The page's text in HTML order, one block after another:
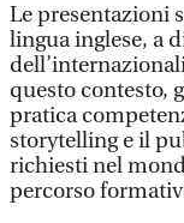
Le presentazioni
lingua inglese, a
questo contesto,
pratica
storytelling e il
richiesti nel
percorso